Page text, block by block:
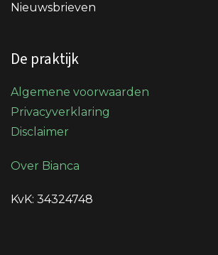
Nieuwsbrieven
De praktijk
Algemene voorwaarden
Privacyverklaring
Disclaimer
Over Bianca
KvK: 34324748